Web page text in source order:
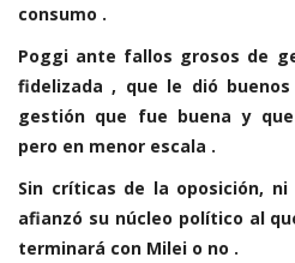
consumo .
Poggi ante fallos grosos de
fidelizada , que le dió
gestión que fue buena y
pero en menor escala .
Sin críticas de la oposición,
afianzó su núcleo político al
terminará con Milei o no .